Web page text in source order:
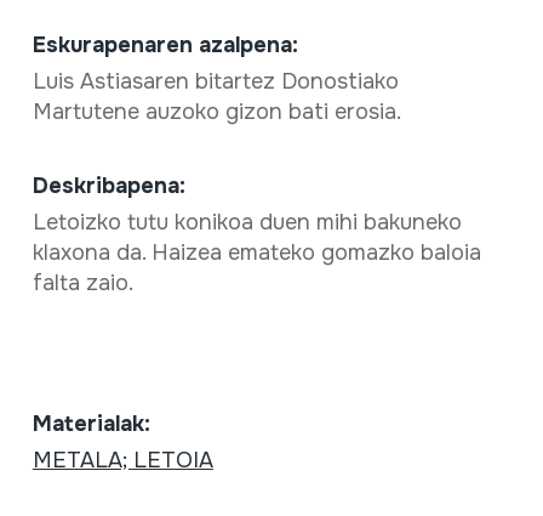
Eskurapenaren azalpena:
Luis Astiasaren bitartez Donostiako
Martutene auzoko gizon bati erosia.
Deskribapena:
Letoizko tutu konikoa duen mihi bakuneko
klaxona da. Haizea emateko gomazko baloia
falta zaio.
Materialak:
METALA; LETOIA